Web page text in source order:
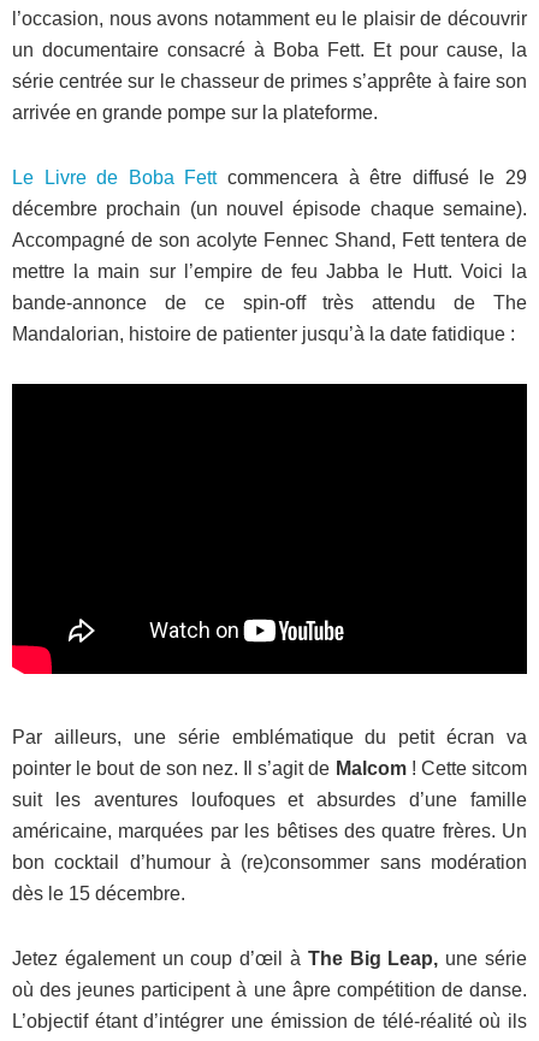
l’occasion, nous avons notamment eu le plaisir de découvrir
un documentaire consacré à Boba Fett. Et pour cause, la
série centrée sur le chasseur de primes s’apprête à faire son
arrivée en grande pompe sur la plateforme.
Le Livre de Boba Fettcommencera à être diffusé le 29
décembre prochain (un nouvel épisode chaque semaine).
Accompagné de son acolyte Fennec Shand, Fett tentera de
mettre la main sur l’empire de feu Jabba le Hutt. Voici la
bande-annonce de ce spin-off très attendu de The
Mandalorian, histoire de patienter jusqu’à la date fatidique :
Par ailleurs, une série emblématique du petit écran va
pointer le bout de son nez. Il s’agit de Malcom! Cette sitcom
suit les aventures loufoques et absurdes d’une famille
américaine, marquées par les bêtises des quatre frères. Un
bon cocktail d’humour à (re)consommer sans modération
dès le 15 décembre.
Jetez également un coup d’œil à The Big Leap, une série
où des jeunes participent à une âpre compétition de danse.
L’objectif étant d’intégrer une émission de télé-réalité où ils